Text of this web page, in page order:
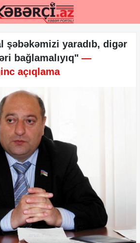
şəbəkəmizi yaradıb, digər
bağlamalıyıq" —
açıqlama